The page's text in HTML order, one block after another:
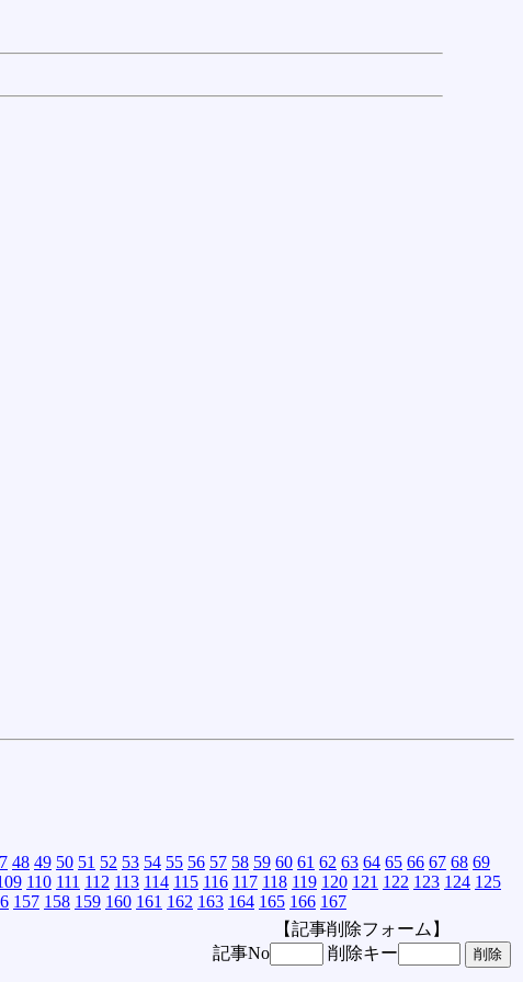
48 49 50 51 52 53 54 55 56 57 58 59 60 61 62 63 64 65 66 67 68 69
110 111 112 113 114 115 116 117 118 119 120 121 122 123 124 125
157 158 159 160 161 162 163 164 165 166 167
【記事削除フォーム】
記事No
削除キー